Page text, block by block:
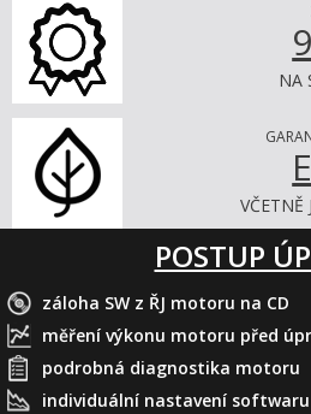
NA
VČETNĚ
POSTUP
záloha SW z ŘJ motoru na CD
měření výkonu motoru před
podrobná diagnostika motoru
individuální nastavení softwaru